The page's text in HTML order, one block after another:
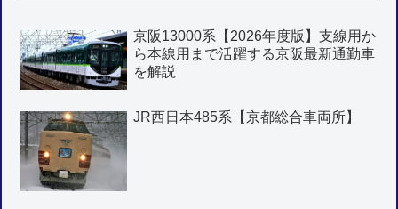
京阪13000系【2026年度版】支線用か
ら本線用まで活躍する京阪最新通勤車
を解説
JR西日本485系【京都総合車両所】